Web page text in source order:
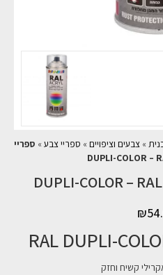
» צבעים וציפויים » ספריי צבע » ספריי
₪
קשיח וחזק